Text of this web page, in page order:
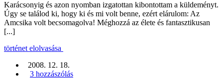
Karácsonyig és azon nyomban izgatottan kibontottam a küldeményt.
Úgy se találod ki, hogy ki és mi volt benne, ezért elárulom: Az
Amcsika volt becsomagolva! Méghozzá az élete és fantasztikusan
[...]
történet elolvasása
2008. 12. 18.
3 hozzászólás